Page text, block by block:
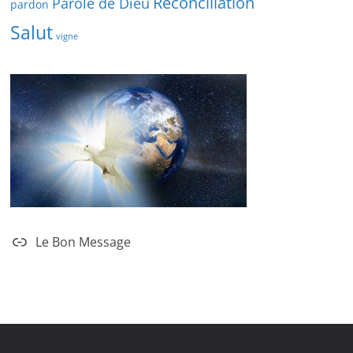
pardon
Salut vigne
Le Bon Message